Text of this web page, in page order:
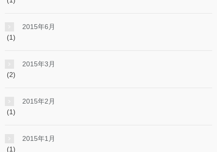
2015年6月
(1)
2015年3月
(2)
2015年2月
(1)
2015年1月
(1)